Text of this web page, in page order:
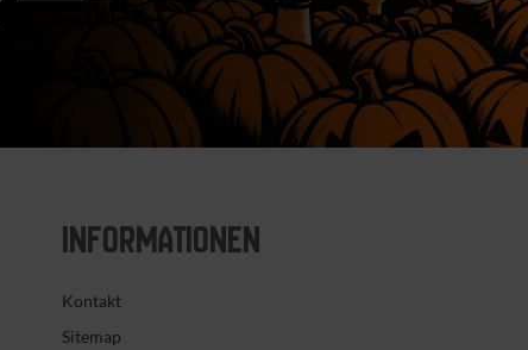
INFORMATIONEN
Kontakt
Sitemap